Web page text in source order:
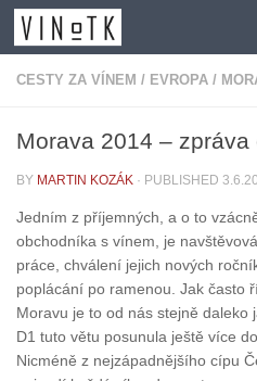
Skip to content
CESTY ZA VÍNEM / EVROPA /
Morava 2014 – zpráva
BY MARTIN KOZÁK · PUBLISHED
Jedním z příjemných, a o to
obchodníka s vínem, je
práce, chválení jejich nových
poplácání po ramenou. Jak často
Moravu je to od nás stejně daleko
D1 tuto větu posunula ještě více
Nicméně z nejzápadnějšího cípu